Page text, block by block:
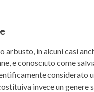
arbusto, in alcuni casi
è conosciuto come
considerato
invece un genere